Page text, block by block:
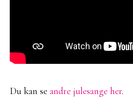
Du kan se andre julesange her.